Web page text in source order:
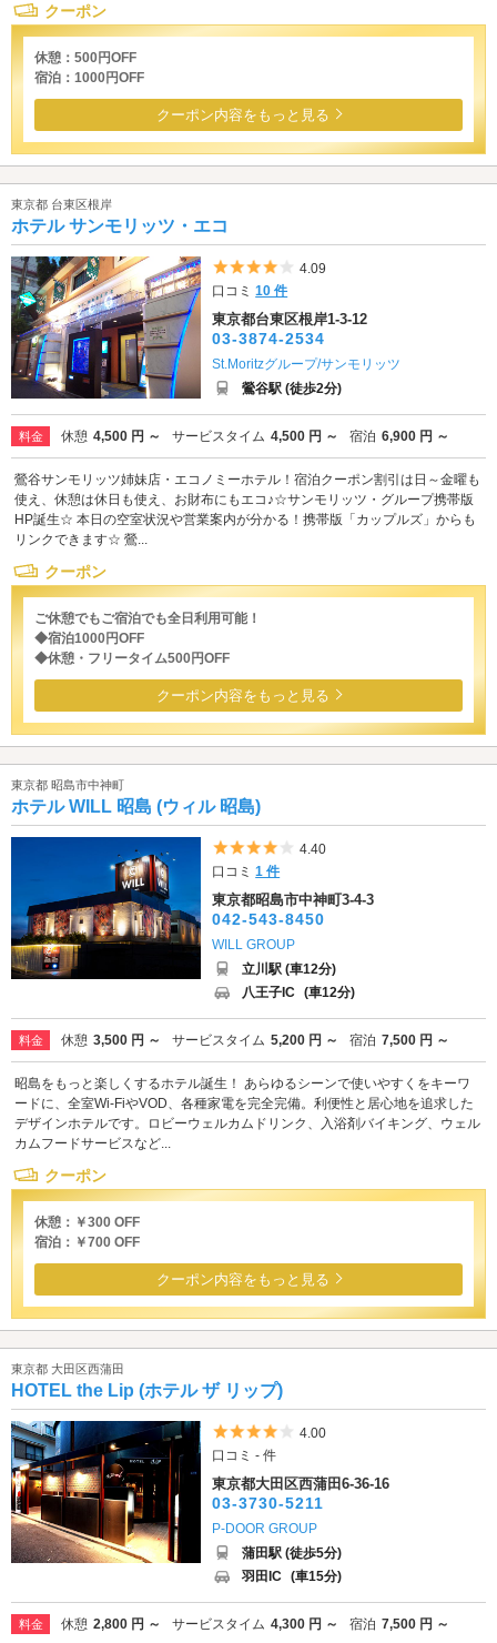
クーポン
休憩：500円OFF
宿泊：1000円OFF
クーポン内容をもっと見る
東京都 台東区根岸
ホテル サンモリッツ・エコ
5つ星のうち4
4.09
口コミ10 件
東京都台東区根岸1-3-12
03-3874-2534
St.Moritzグループ/サンモリッツ
鶯谷駅 (徒歩2分)
料金 休憩 4,500 円 ～ サービスタイム 4,500 円 ～ 宿泊 6,900 円 ～
鶯谷サンモリッツ姉妹店・エコノミーホテル！宿泊クーポン割引は日～金曜も
使え、休憩は休日も使え、お財布にもエコ♪☆サンモリッツ・グループ携帯版
HP誕生☆ 本日の空室状況や営業案内が分かる！携帯版「カップルズ」からも
リンクできます☆ 鶯...
クーポン
ご休憩でもご宿泊でも全日利用可能！
◆宿泊1000円OFF
◆休憩・フリータイム500円OFF
クーポン内容をもっと見る
東京都 昭島市中神町
ホテル WILL 昭島 (ウィル 昭島)
5つ星のうち4
4.40
口コミ1 件
東京都昭島市中神町3-4-3
042-543-8450
WILL GROUP
立川駅 (車12分)
八王子IC (車12分)
料金 休憩 3,500 円 ～ サービスタイム 5,200 円 ～ 宿泊 7,500 円 ～
昭島をもっと楽しくするホテル誕生！ あらゆるシーンで使いやすくをキーワ
ードに、全室Wi-FiやVOD、各種家電を完全完備。利便性と居心地を追求した
デザインホテルです。ロビーウェルカムドリンク、入浴剤バイキング、ウェル
カムフードサービスなど...
クーポン
休憩：￥300 OFF
宿泊：￥700 OFF
クーポン内容をもっと見る
東京都 大田区西蒲田
HOTEL the Lip (ホテル ザ リップ)
5つ星のうち4
4.00
口コミ - 件
東京都大田区西蒲田6-36-16
03-3730-5211
P-DOOR GROUP
蒲田駅 (徒歩5分)
羽田IC (車15分)
料金 休憩 2,800 円 ～ サービスタイム 4,300 円 ～ 宿泊 7,500 円 ～